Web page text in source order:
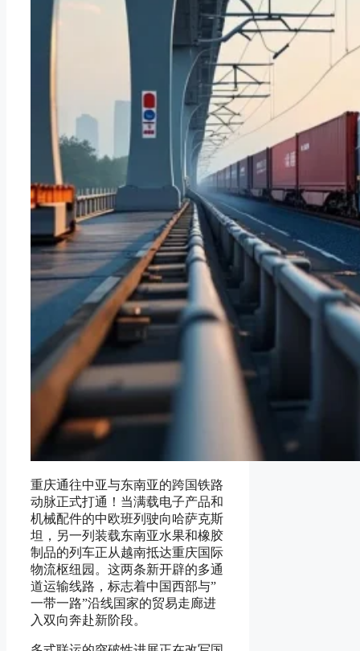
重庆通往中亚与东南亚的跨国铁路
动脉正式打通！当满载电子产品和
机械配件的中欧班列驶向哈萨克斯
坦，另一列装载东南亚水果和橡胶
制品的列车正从越南抵达重庆国际
物流枢纽园。这两条新开辟的多通
道运输线路，标志着中国西部与”
一带一路”沿线国家的贸易走廊进
入双向奔赴新阶段。